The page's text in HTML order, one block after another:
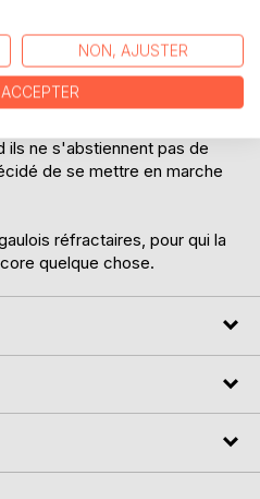
savait fameux, Jupiter jouait
savent rien. De son berceau
ils ne s'abstiennent pas de
de se mettre en marche
réfractaires, pour qui la
quelque chose.
NON, AJUSTER